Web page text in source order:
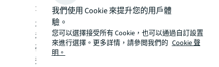
关于仲量联行
200多年来，作为全球领先的商业地产服务
和投资管理公司，仲量联行（纽交所交易代
码：JLL）始终致力于协助客户投资、建
造、租赁和管理各类办公、工业、酒店、住
我們使用 Cookie 來提升您的用戶體
驗。
您可以選擇接受所有 Cookie，也可以通過自訂設置
來進行選擇。更多詳情，請參閲我們的 Cookie 聲
明。